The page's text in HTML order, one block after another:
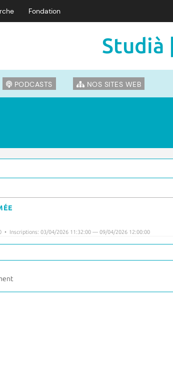
Fondation
Studià |
PODCASTS NOS SITES WEB
• Inscriptions: 03/04/2026 11:32:00 — 09/04/2026 12:00:00